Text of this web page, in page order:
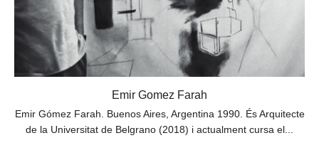
Emir Gomez Farah
Emir Gómez Farah. Buenos Aires, Argentina 1990. És Arquitecte
de la Universitat de Belgrano (2018) i actualment cursa el...